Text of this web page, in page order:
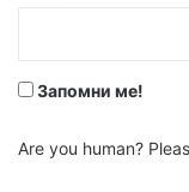
Запомни ме!
Are you human?